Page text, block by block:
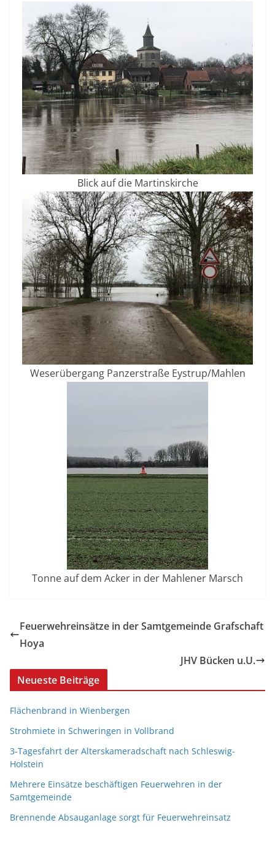
Blick auf die Martinskirche
Weserübergang Panzerstraße Eystrup/Mahlen
Tonne auf dem Acker in der Mahlener Marsch
Feuerwehreinsätze in der Samtgemeinde Grafschaft
Hoya
JHV Bücken u.U.
Neueste Beiträge
Flächenbrand in Wienbergen
Strohmiete in Schweringen in Vollbrand
3-Tagesfahrt der Alterskameradschaft nach Schleswig-
Holstein
Mehrere Einsätze beschäftigen Feuerwehren in der
Samtgemeinde
Brennende Absauganlage sorgt für Feuerwehreinsatz